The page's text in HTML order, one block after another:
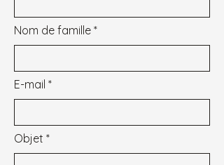
Nom de famille
E-mail
Objet